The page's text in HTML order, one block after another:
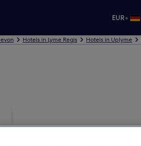
EUR•
Hotels in Lyme Regis Hotels in Uplyme